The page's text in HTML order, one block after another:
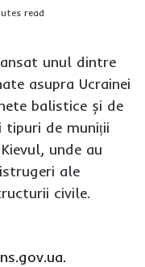
read
unul dintre
asupra Ucrainei
balistice și de
tipuri de muniții
unde au
ale
civile.